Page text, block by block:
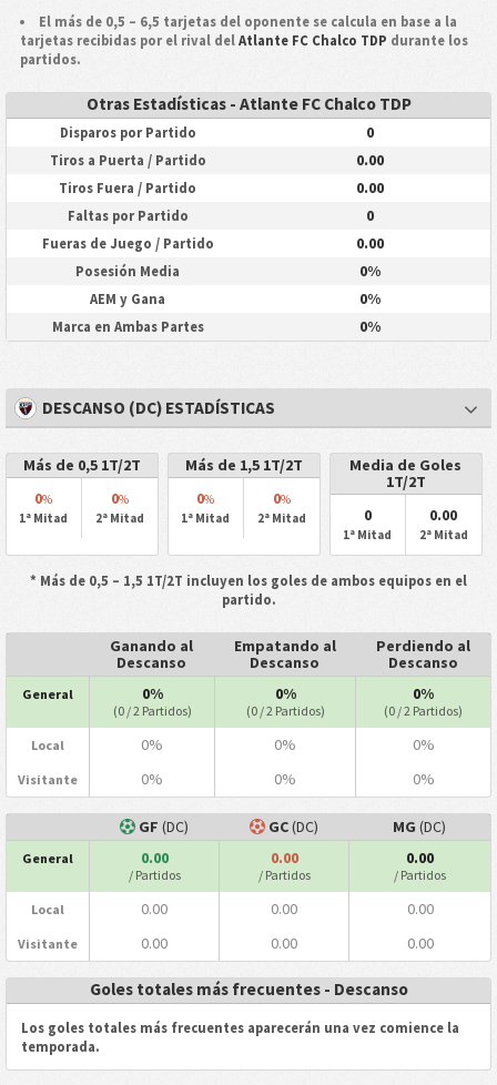
El más de 0,5 – 6,5 tarjetas del oponente se calcula en base a la
tarjetas recibidas por el rival del Atlante FC Chalco TDP durante los
partidos.
Otras Estadísticas - Atlante FC Chalco TDP
Disparos por Partido 0
Tiros a Puerta / Partido 0.00
Tiros Fuera / Partido 0.00
Faltas por Partido 0
Fueras de Juego / Partido 0.00
Posesión Media 0%
AEM y Gana 0%
Marca en Ambas Partes 0%
DESCANSO (DC) ESTADÍSTICAS
Más de 0,5 1T/2T
0%
1ª Mitad
0%
2ª Mitad
Más de 1,5 1T/2T
0%
1ª Mitad
0%
2ª Mitad
Media de Goles
1T/2T
0
1ª Mitad
0.00
2ª Mitad
* Más de 0,5 – 1,5 1T/2T incluyen los goles de ambos equipos en el
partido.
Ganando al
Descanso
Empatando al
Descanso
Perdiendo al
Descanso
General 0%
(0 / 2 Partidos)
0%
(0 / 2 Partidos)
0%
(0 / 2 Partidos)
Local 0% 0% 0%
Visitante 0% 0% 0%
GF (DC) GC(DC) MG (DC)
General 0.00
/ Partidos
0.00
/ Partidos
0.00
/ Partidos
Local 0.00 0.00 0.00
Visitante 0.00 0.00 0.00
Goles totales más frecuentes - Descanso
Los goles totales más frecuentes aparecerán una vez comience la
temporada.